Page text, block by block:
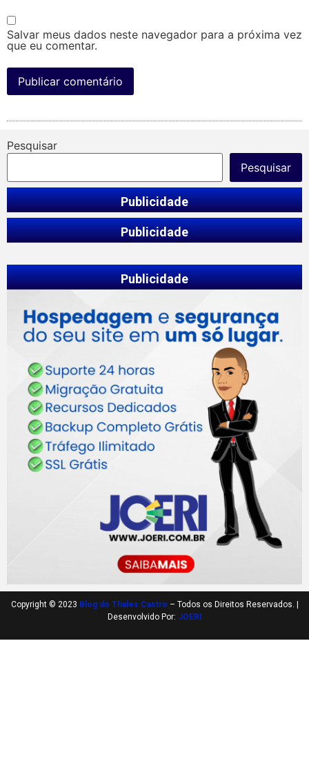
Salvar meus dados neste navegador para a próxima vez
que eu comentar.
Pesquisar
Pesquisar
Publicidade
Publicidade
Publicidade
Copyright © 2023 Blog do Thales Castro – Todos os Direitos Reservados. |
Desenvolvido Por: JOERI